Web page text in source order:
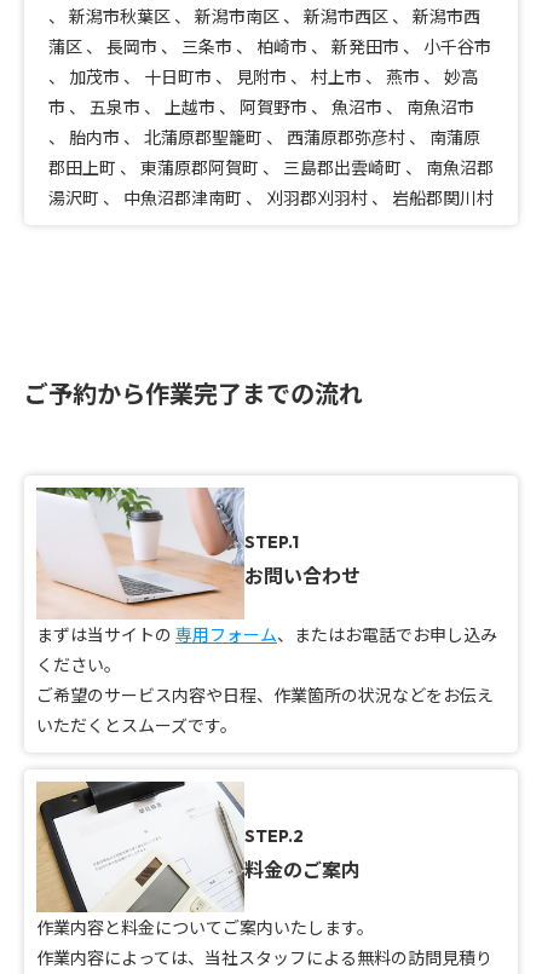
、 新潟市秋葉区 、 新潟市南区 、 新潟市西区 、 新潟市西
蒲区 、 長岡市 、 三条市 、 柏崎市 、 新発田市 、 小千谷市
、 加茂市 、 十日町市 、 見附市 、 村上市 、 燕市 、 妙高
市 、 五泉市 、 上越市 、 阿賀野市 、 魚沼市 、 南魚沼市
、 胎内市 、 北蒲原郡聖籠町 、 西蒲原郡弥彦村 、 南蒲原
郡田上町 、 東蒲原郡阿賀町 、 三島郡出雲崎町 、 南魚沼郡
湯沢町 、 中魚沼郡津南町 、 刈羽郡刈羽村 、 岩船郡関川村
ご予約から作業完了までの流れ
STEP.1
お問い合わせ
まずは当サイトの 専用フォーム、またはお電話でお申し込み
ください。
ご希望のサービス内容や日程、作業箇所の状況などをお伝え
いただくとスムーズです。
STEP.2
料金のご案内
作業内容と料金についてご案内いたします。
作業内容によっては、当社スタッフによる無料の訪問見積り